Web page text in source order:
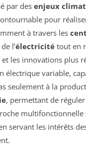
par des enjeux
pour
à travers les
l’électricité tout en
et les innovations plus
variable,
seulement à la
, permettant de
servant les intérêts